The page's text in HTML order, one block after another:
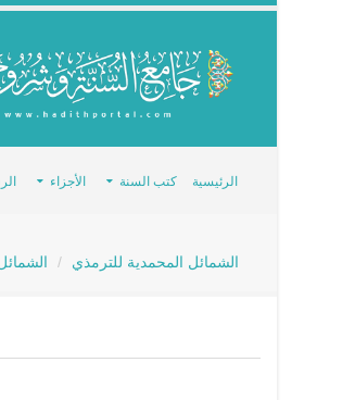
الرئيسية كتب السنة الأجزاء
الشمائل المحمدية للترمذي